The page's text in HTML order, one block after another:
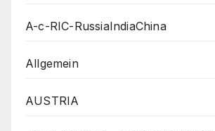
A-c-RIC-RussiaIndiaChina
Allgemein
AUSTRIA